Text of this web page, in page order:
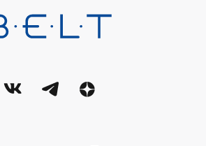
вопросам:
персональных данных